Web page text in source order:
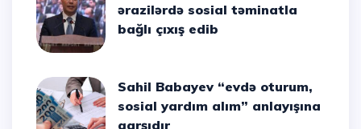
ərazilərdə sosial təminatla
bağlı çıxış edib
Sahil Babayev “evdə oturum,
sosial yardım alım” anlayışına
qarşıdır